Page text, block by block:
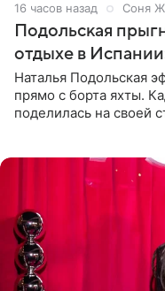
16 часов назад Соня
Подольская
отдыхе в
Наталья Подольская
прямо с борта яхты.
поделилась на своей